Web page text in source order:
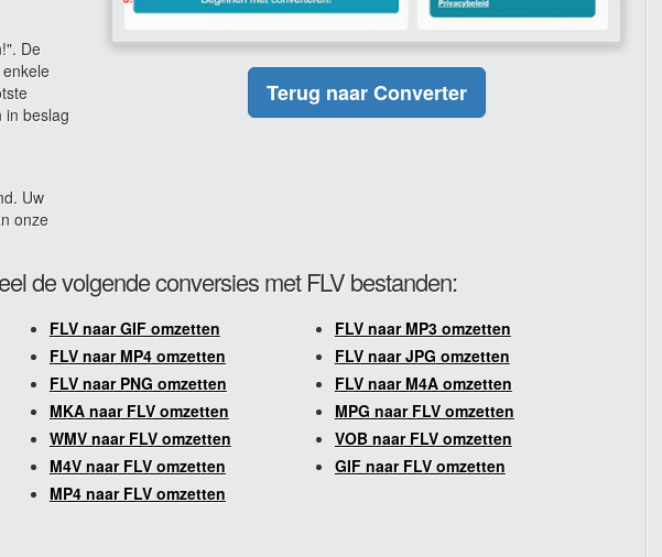
De
in beslag
Uw
onze
Terug naar Converter
de volgende conversies met FLV bestanden:
FLV naar GIF omzetten
FLV naar MP3 omzetten
FLV naar MP4 omzetten
FLV naar JPG omzetten
FLV naar PNG omzetten
FLV naar M4A omzetten
MKA naar FLV omzetten
MPG naar FLV omzetten
WMV naar FLV omzetten
VOB naar FLV omzetten
M4V naar FLV omzetten
GIF naar FLV omzetten
MP4 naar FLV omzetten